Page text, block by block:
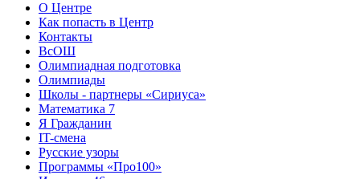
О Центре
Как попасть в Центр
Контакты
ВсОШ
Олимпиадная подготовка
Олимпиады
Школы - партнеры «Сириуса»
Математика 7
Я Гражданин
IT-смена
Русские узоры
Программы «Про100»